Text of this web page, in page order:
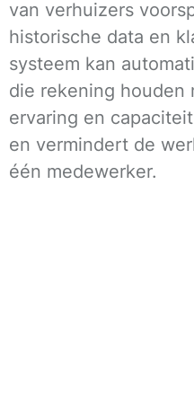
van verhuizers
historische data en
systeem kan
die rekening houden
ervaring en
en vermindert de
één medewerker.